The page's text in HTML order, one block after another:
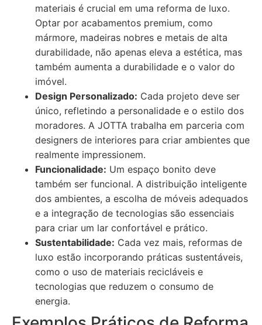
materiais é crucial em uma reforma de luxo.
Optar por acabamentos premium, como
mármore, madeiras nobres e metais de alta
durabilidade, não apenas eleva a estética, mas
também aumenta a durabilidade e o valor do
imóvel.
Design Personalizado: Cada projeto deve ser
único, refletindo a personalidade e o estilo dos
moradores. A JOTTA trabalha em parceria com
designers de interiores para criar ambientes que
realmente impressionem.
Funcionalidade: Um espaço bonito deve
também ser funcional. A distribuição inteligente
dos ambientes, a escolha de móveis adequados
e a integração de tecnologias são essenciais
para criar um lar confortável e prático.
Sustentabilidade: Cada vez mais, reformas de
luxo estão incorporando práticas sustentáveis,
como o uso de materiais recicláveis e
tecnologias que reduzem o consumo de
energia.